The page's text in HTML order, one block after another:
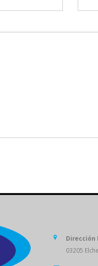
Dirección
03205